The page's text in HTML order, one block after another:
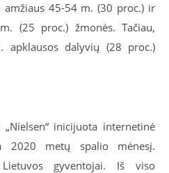
45-54 m. (30 proc.) ir
(25 proc.) žmonės. Tačiau,
dalyvių (28 proc.)
inicijuota internetinė
2020 metų spalio mėnesį.
gyventojai. Iš viso